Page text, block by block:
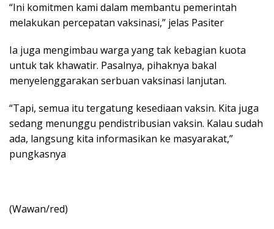
“Ini komitmen kami dalam membantu pemerintah
melakukan percepatan vaksinasi,” jelas Pasiter
Ia juga mengimbau warga yang tak kebagian kuota
untuk tak khawatir. Pasalnya, pihaknya bakal
menyelenggarakan serbuan vaksinasi lanjutan.
“Tapi, semua itu tergatung kesediaan vaksin. Kita juga
sedang menunggu pendistribusian vaksin. Kalau sudah
ada, langsung kita informasikan ke masyarakat,”
pungkasnya
(Wawan/red)